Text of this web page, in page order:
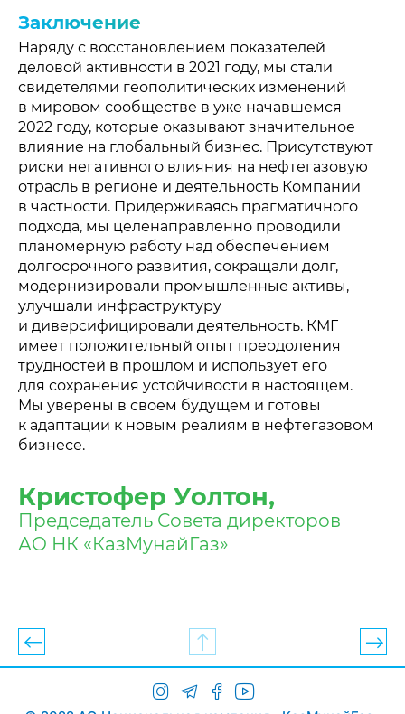
Заключение
Наряду с восстановлением показателей
деловой активности в 2021 году, мы стали
свидетелями геополитических изменений
в мировом сообществе в уже начавшемся
2022 году, которые оказывают значительное
влияние на глобальный бизнес. Присутствуют
риски негативного влияния на нефтегазовую
отрасль в регионе и деятельность Компании
в частности. Придерживаясь прагматичного
подхода, мы целенаправленно проводили
планомерную работу над обеспечением
долгосрочного развития, сокращали долг,
модернизировали промышленные активы,
улучшали инфраструктуру
и диверсифицировали деятельность. КМГ
имеет положительный опыт преодоления
трудностей в прошлом и использует его
для сохранения устойчивости в настоящем.
Мы уверены в своем будущем и готовы
к адаптации к новым реалиям в нефтегазовом
бизнесе.
Кристофер Уолтон,
Председатель Совета директоров
АО НК «КазМунайГаз»